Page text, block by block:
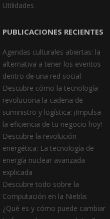
Utilidades
PUBLICACIONES RECIENTES
Agendas culturales abiertas: la
alternativa a tener los eventos
dentro de una red social
Descubre cómo la tecnología
revoluciona la cadena de
suministro y logística: ¡Impulsa
la eficiencia de tu negocio hoy!
Descubre la revolución
energética: La tecnología de
energía nuclear avanzada
explicada
Descubre todo sobre la
Computación en la Niebla:
¿Qué es y cómo puede cambiar